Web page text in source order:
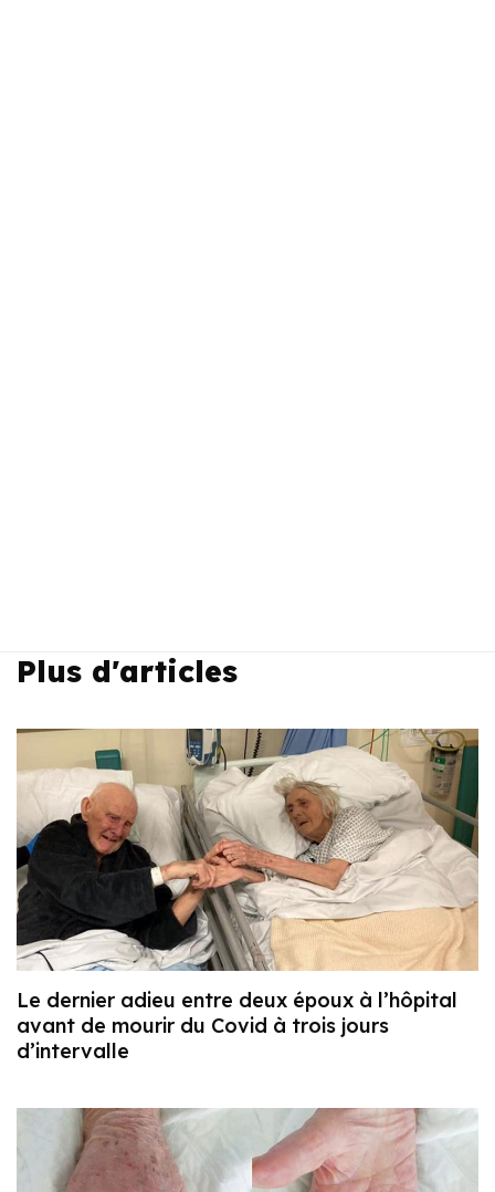
Plus d'articles
Le dernier adieu entre deux époux à l’hôpital
avant de mourir du Covid à trois jours
d’intervalle